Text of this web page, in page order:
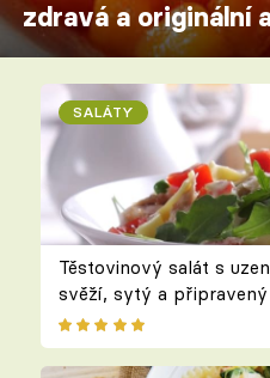
zdravá a originální
SALÁTY
Těstovinový salát s
svěží, sytý a